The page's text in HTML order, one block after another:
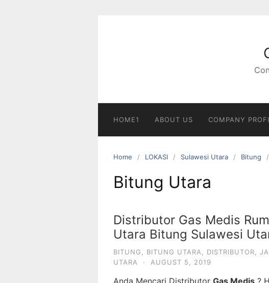
HOME1 ABOUT US COMPANY
Home LOKASI Sulawesi Utara Bitung
Bitung Utara
Distributor Gas Medis
Utara Bitung Sulawesi
BITUNG BITUNG UTARA DISTRIBUTOR
UTARA
· AUGUST 5, 2019
Anda Mencari Distributor Gas Medis ?